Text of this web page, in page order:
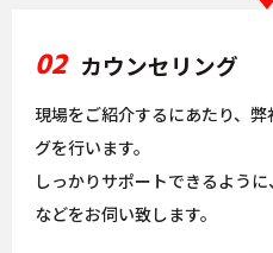
02 カウンセリング
現場をご紹介するにあたり、
グを行います。
しっかりサポートできるよう
などをお伺い致します。